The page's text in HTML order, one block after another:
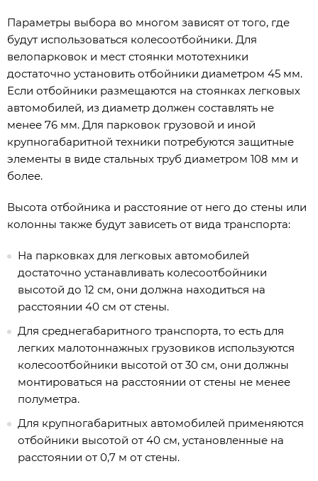
Параметры выбора во многом зависят от того, где
будут использоваться колесоотбойники. Для
велопарковок и мест стоянки мототехники
достаточно установить отбойники диаметром 45 мм.
Если отбойники размещаются на стоянках легковых
автомобилей, из диаметр должен составлять не
менее 76 мм. Для парковок грузовой и иной
крупногабаритной техники потребуются защитные
элементы в виде стальных труб диаметром 108 мм и
более.
Высота отбойника и расстояние от него до стены или
колонны также будут зависеть от вида транспорта:
На парковках для легковых автомобилей
достаточно устанавливать колесоотбойники
высотой до 12 см, они должна находиться на
расстоянии 40 см от стены.
Для среднегабаритного транспорта, то есть для
легких малотоннажных грузовиков используются
колесоотбойники высотой от 30 см, они должны
монтироваться на расстоянии от стены не менее
полуметра.
Для крупногабаритных автомобилей применяются
отбойники высотой от 40 см, установленные на
расстоянии от 0,7 м от стены.